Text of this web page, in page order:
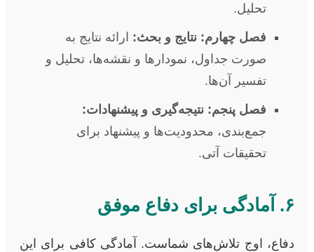
تحلیل.
فصل چهارم: نتایج و بحث: ارائه نتایج به
صورت جداول، نمودارها و نقشه‌ها، تحلیل و
تفسیر آن‌ها.
فصل پنجم: نتیجه‌گیری و پیشنهادات:
جمع‌بندی، محدودیت‌ها و پیشنهاد برای
تحقیقات آتی.
۶. آمادگی برای دفاع موفق
دفاع، اوج تلاش‌های شماست. آمادگی کافی برای این